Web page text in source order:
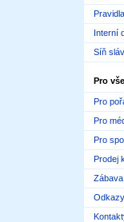
Interní
Síň
Pro
Pro
Pro
Pro
Prodej
Zábava
Odkazy